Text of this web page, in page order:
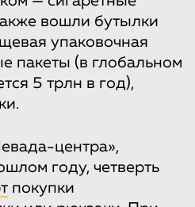
вошли бутылки
упаковочная
пакеты (в глобальном
5 трлн в год),
центра»,
году, четверть
покупки